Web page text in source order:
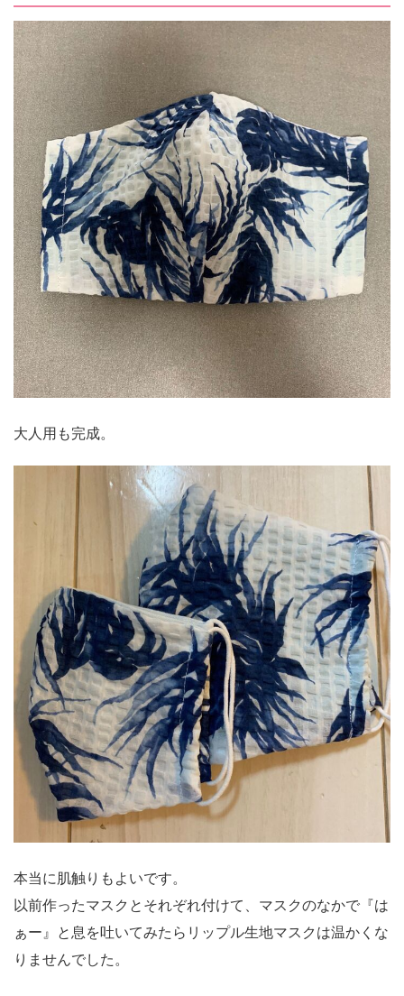
大人用も完成。
本当に肌触りもよいです。
以前作ったマスクとそれぞれ付けて、マスクのなかで『は
ぁー』と息を吐いてみたらリップル生地マスクは温かくな
りませんでした。